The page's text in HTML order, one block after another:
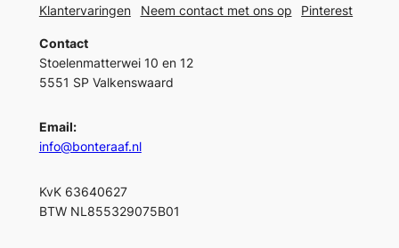
Klantervaringen
Neem contact met ons op
Pinterest
Contact
Stoelenmatterwei 10 en 12
5551 SP Valkenswaard
Email:
info@bonteraaf.nl
KvK 63640627
BTW NL855329075B01